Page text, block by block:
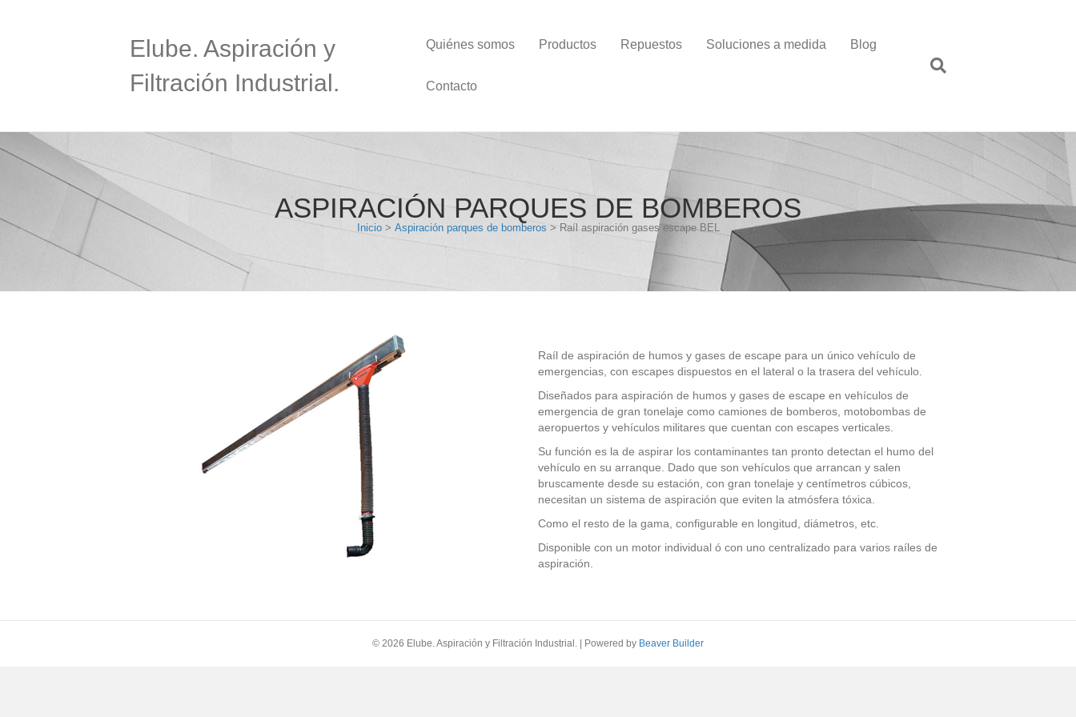
Elube. Aspiración y
Filtración Industrial.
Quiénes somos Productos Repuestos Soluciones a medida Blog
Contacto
ASPIRACIÓN PARQUES DE BOMBEROS
Inicio> Aspiración parques de bomberos > Raíl aspiración gases escape BEL
Raíl de aspiración de humos y gases de escape para un único vehículo de
emergencias, con escapes dispuestos en el lateral o la trasera del vehículo.
Diseñados para aspiración de humos y gases de escape en vehículos de
emergencia de gran tonelaje como camiones de bomberos, motobombas de
aeropuertos y vehículos militares que cuentan con escapes verticales.
Su función es la de aspirar los contaminantes tan pronto detectan el humo del
vehículo en su arranque. Dado que son vehículos que arrancan y salen
bruscamente desde su estación, con gran tonelaje y centímetros cúbicos,
necesitan un sistema de aspiración que eviten la atmósfera tóxica.
Como el resto de la gama, configurable en longitud, diámetros, etc.
Disponible con un motor individual ó con uno centralizado para varios raíles de
aspiración.
© 2026 Elube. Aspiración y Filtración Industrial. Powered by Beaver Builder